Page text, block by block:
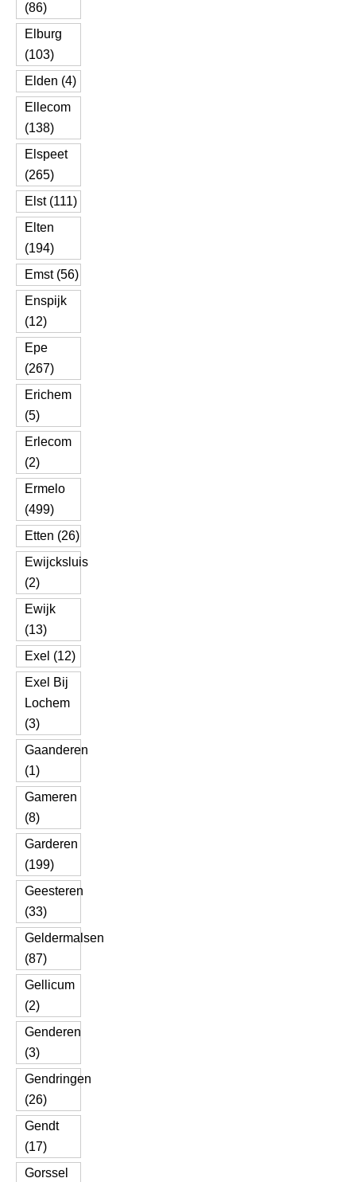
(86)
Elburg
(103)
Elden (4)
Ellecom
(138)
Elspeet
(265)
Elst (111)
Elten
(194)
Emst (56)
Enspijk
(12)
Epe
(267)
Erichem
(5)
Erlecom
(2)
Ermelo
(499)
Etten (26)
Ewijcksluis
(2)
Ewijk
(13)
Exel (12)
Exel Bij
Lochem
(3)
Gaanderen
(1)
Gameren
(8)
Garderen
(199)
Geesteren
(33)
Geldermalsen
(87)
Gellicum
(2)
Genderen
(3)
Gendringen
(26)
Gendt
(17)
Gorssel